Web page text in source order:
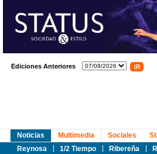
Ediciones Anteriores
Noticias
Reynosa
1/2 Tiempo Ribereña
Multimedia Sociales